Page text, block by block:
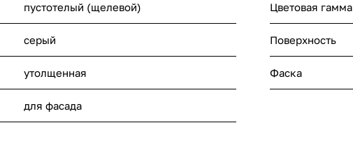
пустотелый (щелевой) Цветовая гамма
серый Поверхность
утолщенная Фаска
для фасада